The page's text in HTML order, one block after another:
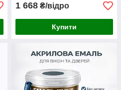
1 668 ₴/відро
Купити